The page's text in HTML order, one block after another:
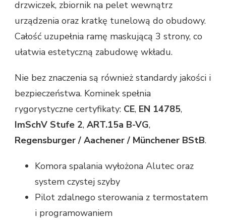
drzwiczek, zbiornik na pelet wewnątrz
urządzenia oraz kratkę tunelową do obudowy.
Całość uzupełnia ramę maskującą 3 strony, co
ułatwia estetyczną zabudowę wkładu.
Nie bez znaczenia są również standardy jakości i
bezpieczeństwa. Kominek spełnia
rygorystyczne certyfikaty: CE, EN 14785,
ImSchV Stufe 2, ART.15a B-VG,
Regensburger / Aachener / Münchener BStB.
Komora spalania wyłożona Alutec oraz
system czystej szyby
Pilot zdalnego sterowania z termostatem
i programowaniem